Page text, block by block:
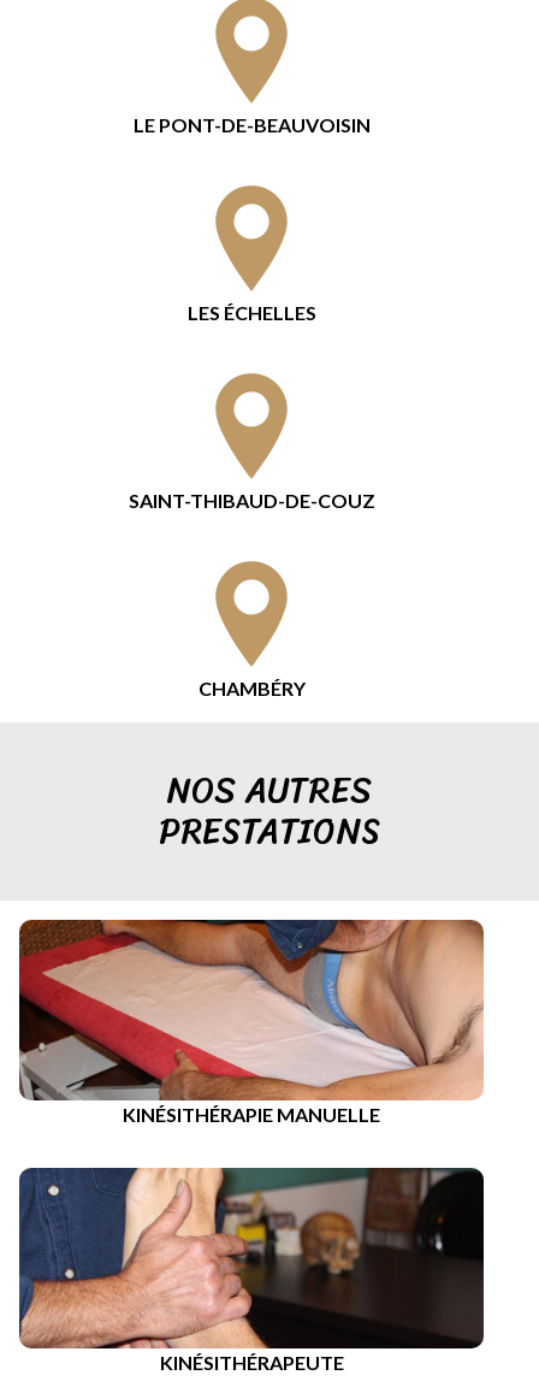
LE PONT-DE-BEAUVOISIN
LES ÉCHELLES
SAINT-THIBAUD-DE-COUZ
CHAMBÉRY
NOS AUTRES
PRESTATIONS
KINÉSITHÉRAPIE MANUELLE
KINÉSITHÉRAPEUTE